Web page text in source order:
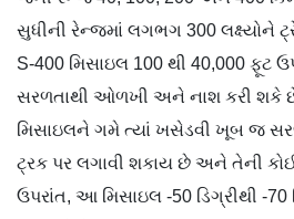
સુધીની રેન્જમાં લગભગ 300 લક્ષ્યોને
S-400 મિસાઇલ 100 થી 40,000 ફૂટ
સરળતાથી ઓળખી અને નાશ કરી
મિસાઇલને ગમે ત્યાં ખસેડવી ખૂબ જ
ટ્રક પર લગાવી શકાય છે અને તેની
ઉપરાંત, આ મિસાઇલ -50 ડિગ્રીથી -70